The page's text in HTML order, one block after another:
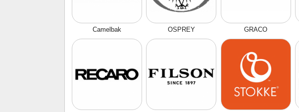
Camelbak OSPREY GRACO